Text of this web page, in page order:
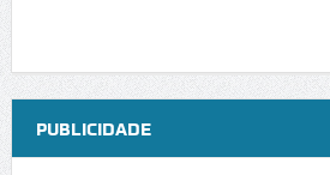
PUBLICIDADE